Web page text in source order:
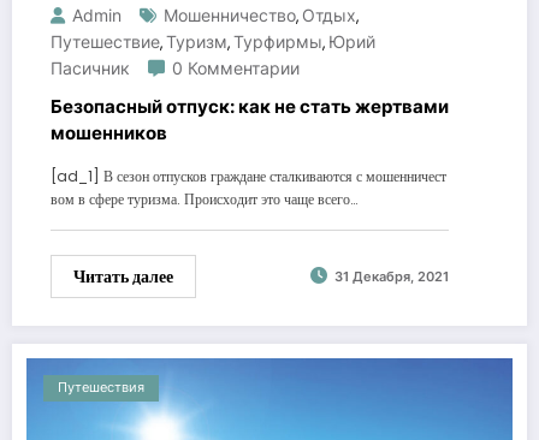
Admin Мошенничество, Отдых,
Путешествие,Туризм,Турфирмы, Юрий
Пасичник
0 Комментарии
Безопасный отпуск: как не стать жертвами
мошенников
[ad_1] В сезон отпусков граждане сталкиваются с мошенничест
вом в сфере туризма. Происходит это чаще всего…
Читать далее 31 Декабря, 2021
Путешествия